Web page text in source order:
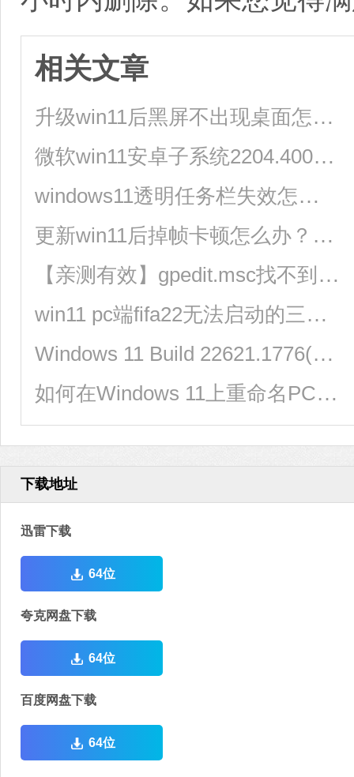
相关文章
升级win11后黑屏不出现桌面怎么解决？
微软win11安卓子系统2204.40000.5.0 5月最新版发布了！
windows11透明任务栏失效怎么办？三种方法供你选择！
更新win11后掉帧卡顿怎么办？更新win11后掉帧卡顿的解决方法
【亲测有效】gpedit.msc找不到文件的两种解决方法！
win11 pc端fifa22无法启动的三种解决方法
Windows 11 Build 22621.1776(KB5026446)作为Moment 3预览版推送了！
如何在Windows 11上重命名PC？4种重命名PC方法分享！
下载地址
迅雷下载
64位
夸克网盘下载
64位
百度网盘下载
64位